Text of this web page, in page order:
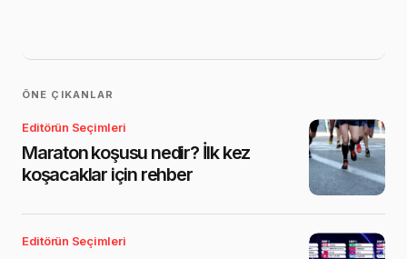
ÖNE ÇIKANLAR
Editörün Seçimleri
Maraton koşusu nedir? İlk kez
koşacaklar için rehber
Editörün Seçimleri